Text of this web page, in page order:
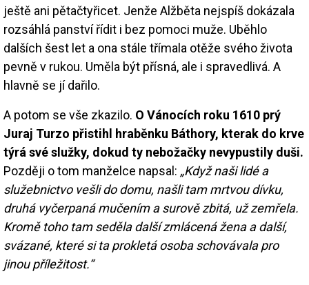
ještě ani pětačtyřicet. Jenže Alžběta nejspíš dokázala
rozsáhlá panství řídit i bez pomoci muže. Uběhlo
dalších šest let a ona stále třímala otěže svého života
pevně v rukou. Uměla být přísná, ale i spravedlivá. A
hlavně se jí dařilo.
A potom se vše zkazilo. O Vánocích roku 1610 prý
Juraj Turzo přistihl hraběnku Báthory, kterak do krve
týrá své služky, dokud ty nebožačky nevypustily duši.
Později o tom manželce napsal: „Když naši lidé a
služebnictvo vešli do domu, našli tam mrtvou dívku,
druhá vyčerpaná mučením a surově zbitá, už zemřela.
Kromě toho tam seděla další zmlácená žena a další,
svázané, které si ta prokletá osoba schovávala pro
jinou příležitost.“